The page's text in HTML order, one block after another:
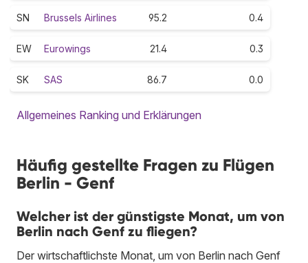
SN Brussels Airlines 95.2 0.4
EW Eurowings 21.4 0.3
SK SAS 86.7 0.0
Allgemeines Ranking und Erklärungen
Häufig gestellte Fragen zu Flügen
Berlin - Genf
Welcher ist der günstigste Monat, um von
Berlin nach Genf zu fliegen?
Der wirtschaftlichste Monat, um von Berlin nach Genf